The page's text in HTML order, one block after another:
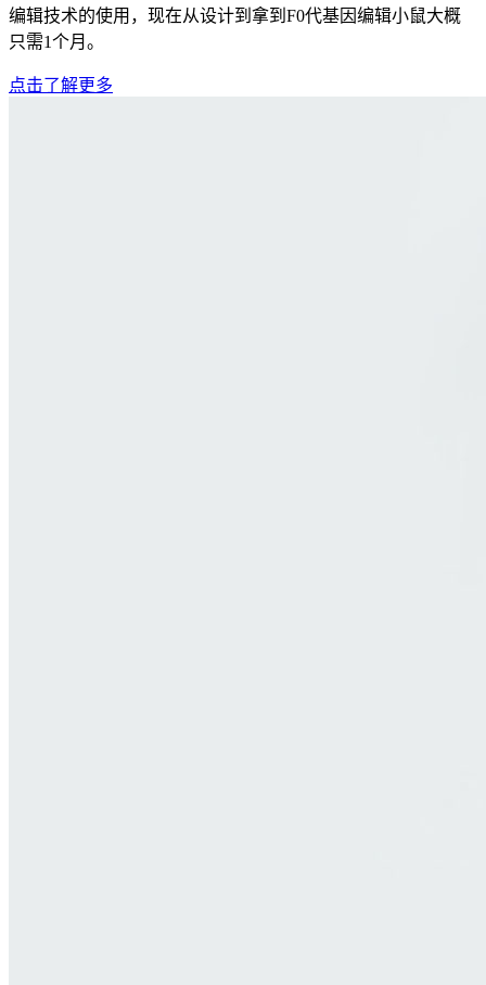
编辑技术的使用，现在从设计到拿到F0代基因编辑小鼠大概
只需1个月。
点击了解更多